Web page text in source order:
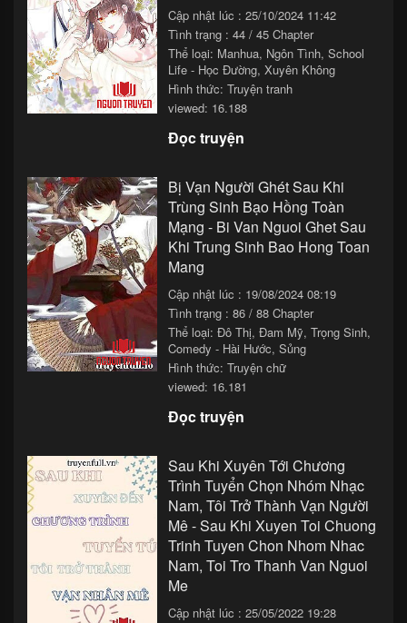
Chapter 69
26/11/2025 15:33
Chapter 68
26/11/2025 13:33
Chapter 67
26/11/2025 11:33
Chapter 66
Chapter 64
26/11/2025 05:33
Chapter 63
26/11/2025 03:33
Chapter 62
26/11/2025 01:33
Chapter 61
25/11/2025 23:33
Chapter 60
25/11/2025 21:33
Chapter 59
25/11/2025 19:33
Chapter 56
Chapter 55
25/11/2025 11:33
Chapter 54
25/11/2025 09:33
Chapter 53
25/11/2025 07:33
Chapter 52
Cập nhật lúc : 25/10/2024 11:42
Tình trạng : 44 / 45 Chapter
Thể loại: Manhua, Ngôn Tình, School
Life - Học Đường, Xuyên Không
Hình thức: Truyện tranh
viewed: 16.188
Đọc truyện
Bị Vạn Người Ghét Sau Khi
Trùng Sinh Bạo Hồng Toàn
Mạng - Bi Van Nguoi Ghet Sau
Khi Trung Sinh Bao Hong Toan
Mang
Cập nhật lúc : 19/08/2024 08:19
Tình trạng : 86 / 88 Chapter
Thể loại: Đô Thị, Đam Mỹ, Trọng Sinh,
Comedy - Hài Hước, Sủng
Hình thức: Truyện chữ
viewed: 16.181
Đọc truyện
Sau Khi Xuyên Tới Chương
Trình Tuyển Chọn Nhóm Nhạc
Nam, Tôi Trở Thành Vạn Người
Mê - Sau Khi Xuyen Toi Chuong
Trinh Tuyen Chon Nhom Nhac
Nam, Toi Tro Thanh Van Nguoi
Me
Cập nhật lúc : 25/05/2022 19:28